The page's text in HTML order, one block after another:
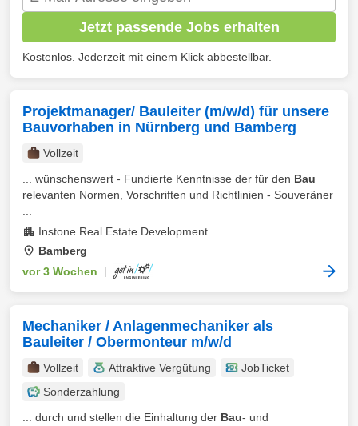
Jetzt passende Jobs erhalten
Kostenlos. Jederzeit mit einem Klick abbestellbar.
Projektmanager/ Bauleiter (m/w/d) für unsere
Bauvorhaben in Nürnberg und Bamberg
Vollzeit
... wünschenswert - Fundierte Kenntnisse der für den Bau
relevanten Normen, Vorschriften und Richtlinien - Souveräner
Instone Real Estate Development
Bamberg
vor 3 Wochen
Mechaniker / Anlagenmechaniker als
Bauleiter / Obermonteur m/w/d
Vollzeit Attraktive Vergütung
JobTicket
Sonderzahlung
... durch und stellen die Einhaltung der Bau- und